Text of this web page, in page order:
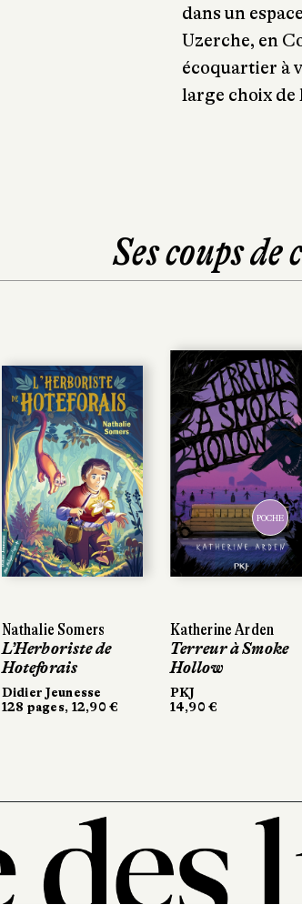
dans un
Uzerche, en
écoquartier à
large choix de
Ses coups de
Nathalie Somers
L’Herboriste de
Hoteforais
Didier Jeunesse
128 pages, 12,90 €
POCHE
Katherine Arden
Terreur à Smoke
Hollow
PKJ
14,90 €